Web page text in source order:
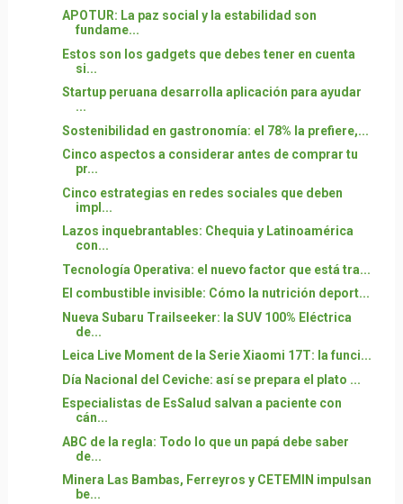
APOTUR: La paz social y la estabilidad son
fundame...
Estos son los gadgets que debes tener en cuenta
si...
Startup peruana desarrolla aplicación para ayudar
...
Sostenibilidad en gastronomía: el 78% la prefiere,...
Cinco aspectos a considerar antes de comprar tu
pr...
Cinco estrategias en redes sociales que deben
impl...
Lazos inquebrantables: Chequia y Latinoamérica
con...
Tecnología Operativa: el nuevo factor que está tra...
El combustible invisible: Cómo la nutrición deport...
Nueva Subaru Trailseeker: la SUV 100% Eléctrica
de...
Leica Live Moment de la Serie Xiaomi 17T: la funci...
Día Nacional del Ceviche: así se prepara el plato ...
Especialistas de EsSalud salvan a paciente con
cán...
ABC de la regla: Todo lo que un papá debe saber
de...
Minera Las Bambas, Ferreyros y CETEMIN impulsan
be...